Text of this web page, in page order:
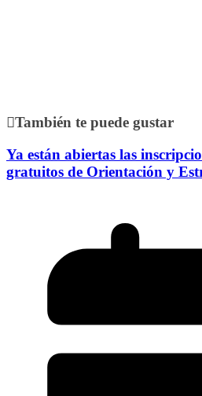
También te puede gustar
Ya están abiertas las
gratuitos de Orientación y